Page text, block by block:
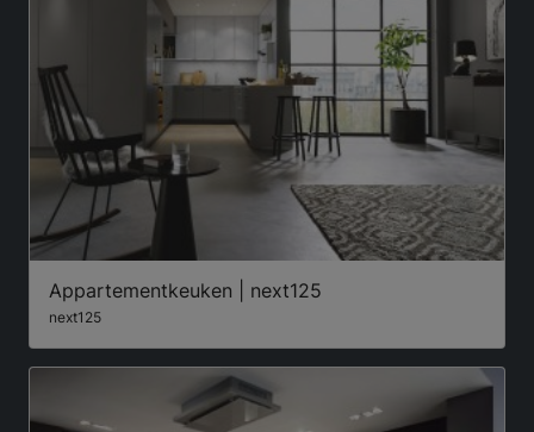
Appartementkeuken | next125
next125